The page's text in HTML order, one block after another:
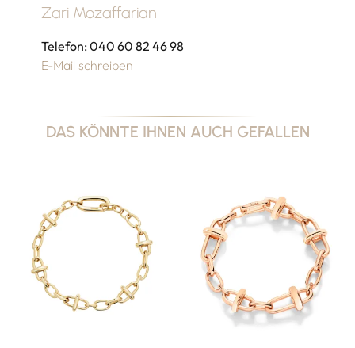
Zari Mozaffarian
Telefon: 040 60 82 46 98
E-Mail schreiben
DAS KÖNNTE IHNEN AUCH GEFALLEN